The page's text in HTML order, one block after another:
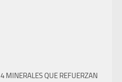
4 MINERALES QUE REFUERZAN